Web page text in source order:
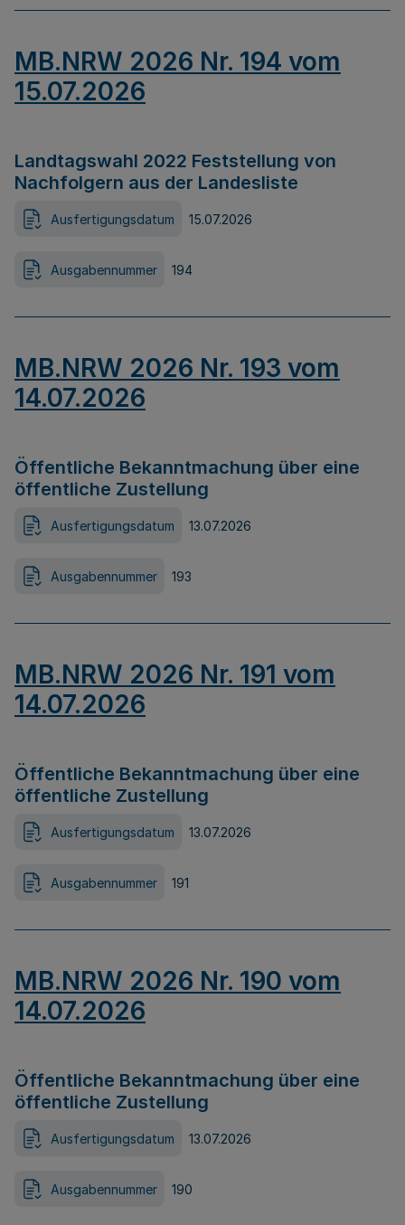
MB.NRW 2026 Nr. 194 vom
15.07.2026
Landtagswahl 2022 Feststellung von
Nachfolgern aus der Landesliste
Ausfertigungsdatum 15.07.2026
Ausgabennummer 194
MB.NRW 2026 Nr. 193 vom
14.07.2026
Öffentliche Bekanntmachung über eine
öffentliche Zustellung
Ausfertigungsdatum 13.07.2026
Ausgabennummer 193
MB.NRW 2026 Nr. 191 vom
14.07.2026
Öffentliche Bekanntmachung über eine
öffentliche Zustellung
Ausfertigungsdatum 13.07.2026
Ausgabennummer 191
MB.NRW 2026 Nr. 190 vom
14.07.2026
Öffentliche Bekanntmachung über eine
öffentliche Zustellung
Ausfertigungsdatum 13.07.2026
Ausgabennummer 190